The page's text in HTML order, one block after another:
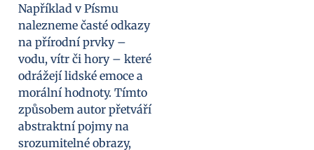
Například v Písmu
nalezneme časté odkazy
na přírodní prvky –
vodu, vítr či hory – které
odrážejí lidské emoce a
morální hodnoty. Tímto
způsobem autor přetváří
abstraktní pojmy na
srozumitelné obrazy,